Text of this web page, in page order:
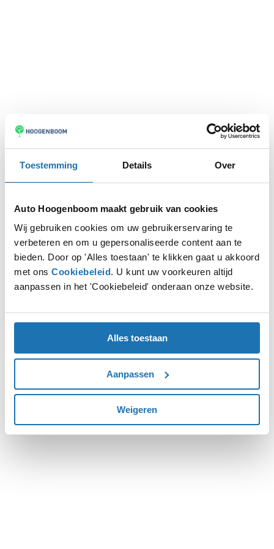
Toestemming Details Over
Auto Hoogenboom maakt gebruik van cookies
Wij gebruiken cookies om uw gebruikerservaring te
verbeteren en om u gepersonaliseerde content aan te
bieden. Door op 'Alles toestaan' te klikken gaat u akkoord
met ons Cookiebeleid. U kunt uw voorkeuren altijd
aanpassen in het 'Cookiebeleid' onderaan onze website.
Alles toestaan
Aanpassen
Weigeren
Application error: aclient-side exception has occurred while
loadingwww.autohoogenboom.nl (see the browser console
more information).